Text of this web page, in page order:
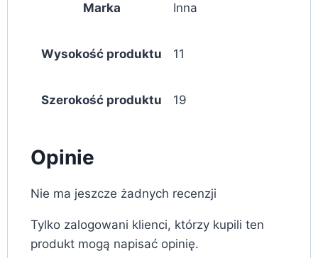
Marka Inna
Wysokość produktu 11
Szerokość produktu 19
Opinie
Nie ma jeszcze żadnych recenzji
Tylko zalogowani klienci, którzy kupili ten
produkt mogą napisać opinię.